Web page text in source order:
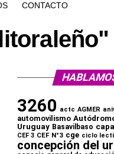
CONTACTO
3260 actc AGMER
automovilismo
Uruguay Basavilbaso
CEF 3 CEF N°3 cge ciclo
concepción del